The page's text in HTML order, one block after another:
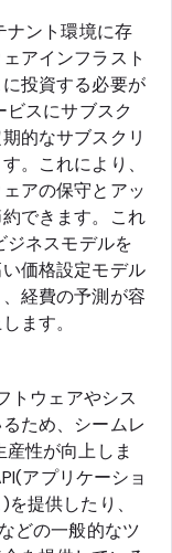
ナント環境に存
アインフラスト
投資する必要が
ビスにサブスク
的なサブスクリ
。これにより、
アの保守とアッ
できます。これ
ジネスモデルを
価格設定モデル
経費の予測が容
ます。
トウェアやシス
ため、シームレ
性が向上しま
アプリケーショ
提供したり、
どの一般的なツ